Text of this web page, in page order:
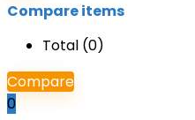
Compare items
Total (0)
Compare
0